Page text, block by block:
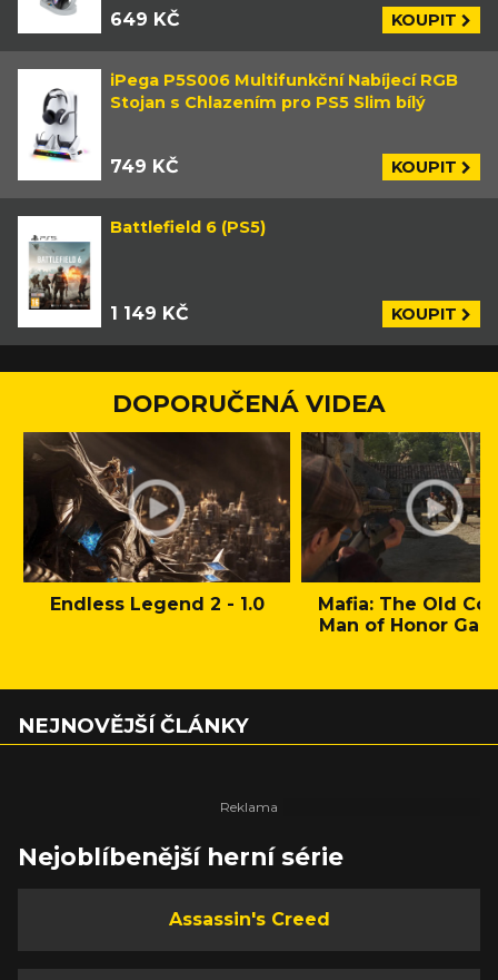
649 KČ KOUPIT
iPega P5S006 Multifunkční Nabíjecí RGB
Stojan s Chlazením pro PS5 Slim bílý
749 KČ KOUPIT
Battlefield 6 (PS5)
1 149 KČ KOUPIT
DOPORUČENÁ VIDEA
Endless Legend 2 - 1.0
Mafia: The Old
Man of Honor
NEJNOVĚJŠÍ ČLÁNKY
Nejoblíbenější herní série
Assassin's Creed